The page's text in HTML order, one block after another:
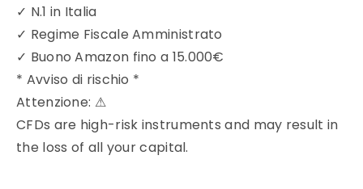
✓ N.1 in Italia
✓ Regime Fiscale Amministrato
✓ Buono Amazon fino a 15.000€
* Avviso di rischio *
Attenzione: ⚠
CFDs are high-risk instruments and may result in
the loss of all your capital.